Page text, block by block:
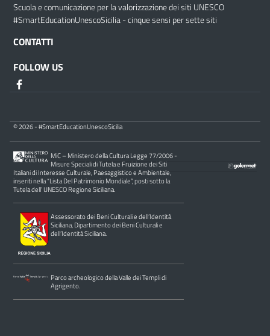
Scuola e comunicazione per la valorizzazione dei siti UNESCO
#SmartEducationUnescoSicilia - cinque sensi per sette siti
CONTATTI
FOLLOW US
© 2026 - #SmartEducationUnescoSicilia
MiC – Ministero della Cultura Legge 77/2006 -
Misure Speciali di Tutela e Fruizione dei Siti
Italiani di Interesse Culturale, Paesaggistico e Ambientale,
inseriti nella “Lista Del Patrimonio Mondiale”, posti sotto la
Tutela dell’ UNESCO Regione Siciliana.
Assessorato dei Beni Culturali e dell’Identità
Siciliana, Dipartimento dei Beni Culturali e
dell’Identità Siciliana.
Parco archeologico della Valle dei Templi di
Agrigento.